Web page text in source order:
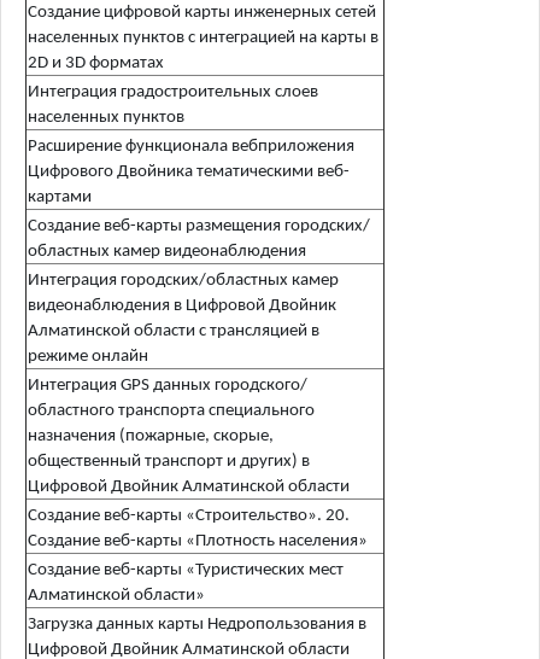
Создание цифровой карты инженерных сетей
населенных пунктов с интеграцией на карты в
2D и 3D форматах
Интеграция градостроительных слоев
населенных пунктов
Расширение функционала вебприложения
Цифрового Двойника тематическими веб-
картами
Создание веб-карты размещения городских/
областных камер видеонаблюдения
Интеграция городских/областных камер
видеонаблюдения в Цифровой Двойник
Алматинской области с трансляцией в
режиме онлайн
Интеграция GPS данных городского/
областного транспорта специального
назначения (пожарные, скорые,
общественный транспорт и других) в
Цифровой Двойник Алматинской области
Создание веб-карты «Строительство». 20.
Создание веб-карты «Плотность населения»
Создание веб-карты «Туристических мест
Алматинской области»
Загрузка данных карты Недропользования в
Цифровой Двойник Алматинской области